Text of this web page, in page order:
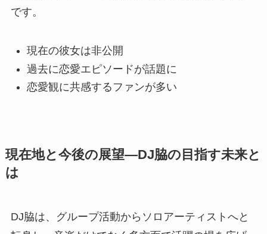
です。
現在の彼女は非公開
過去に恋愛エピソードが話題に
恋愛観に共感するファンが多い
現在地と今後の展望―DJ脇の目指す未来と
は
DJ脇は、グループ活動からソロアーティストへと